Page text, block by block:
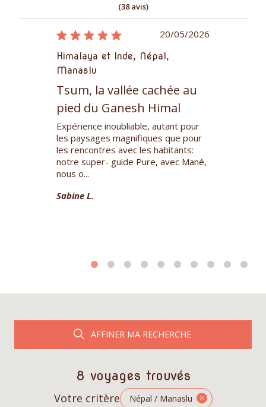
(38 avis)
20/05/2026
Himalaya et Inde, Népal,
Manaslu
Tsum, la vallée cachée au
pied du Ganesh Himal
Expérience inoubliable, autant pour
les paysages magnifiques que pour
les rencontres avec les habitants:
notre super- guide Pure, avec Mané,
nous o...
Sabine L.
AFFINER MA RECHERCHE
8 voyages trouvés
Votre critère Népal / Manaslu